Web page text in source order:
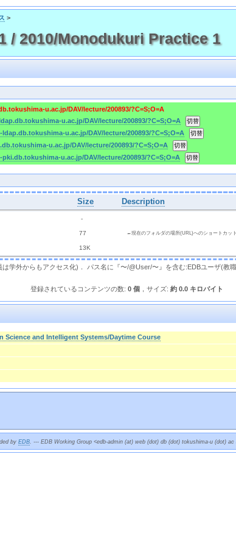
>
/ 2010/Monodukuri Practice 1
u.ac.jp/DAV/lecture/200893/?C=S;O=A
u.ac.jp/DAV/lecture/200893/?C=S;O=A
u.ac.jp/DAV/lecture/200893/?C=S;O=A
u.ac.jp/DAV/lecture/200893/?C=S;O=A
u.ac.jp/DAV/lecture/200893/?C=S;O=A
Size
Description
  -
77 ←現在のフォルダの場所(URL)へのショートカッ
13K
学外からもアクセス化)． パス名に『〜/@User/〜』を含む:EDBユーザ(
登録されているコンテンツの数:0 個 ，サイズ:約 0.0 キロバイト
Science and Intelligent Systems/Daytime Course
byEDB. --- EDB Working Group <edb-admin (at) web (dot) db (dot) tokushima-u (dot)